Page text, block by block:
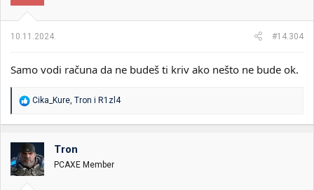
10.11.2024. #14.304
Samo vodi računa da ne budeš ti kriv ako nešto ne bude ok.
R
a
o
v
a
n
Cika_Kure, Tron i R1zl4
Tron
PCAXE Member